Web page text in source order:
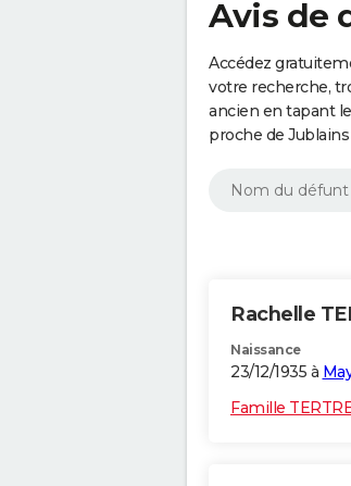
Avis de
Accédez
votre recherche,
ancien en tapant
proche de
Rachelle
Naissance
23/12/1935 à
Famille